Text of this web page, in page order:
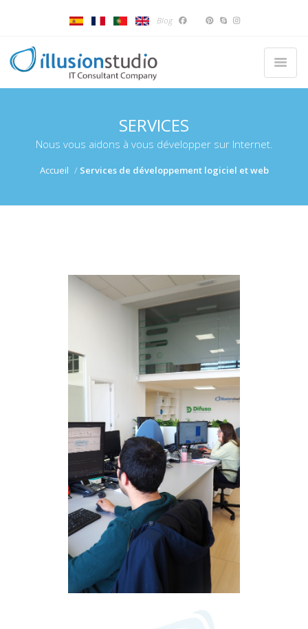
Blog
SERVICES
Nous vous aidons à vous développer sur Internet.
Accueil Services de développement logiciel et web